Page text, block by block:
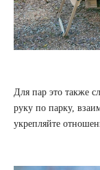
Для пар это также
руку по парку,
укрепляйте